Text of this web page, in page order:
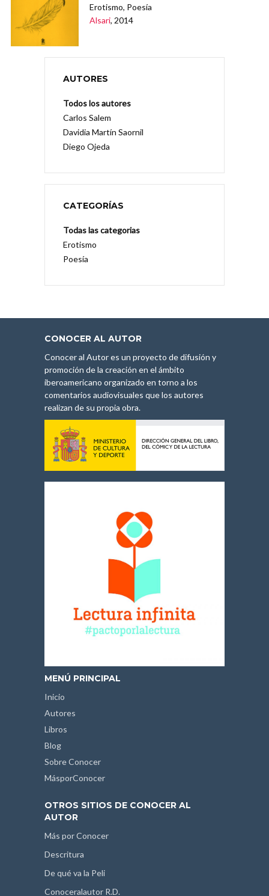
Erotismo, Poesía
Alsari, 2014
AUTORES
Todos los autores
Carlos Salem
Davidia Martín Saornil
Diego Ojeda
CATEGORÍAS
Todas las categorias
Erotismo
Poesía
CONOCER AL AUTOR
Conocer al Autor es un proyecto de difusión y
promoción de la creación en el ámbito
iberoamericano organizado en torno a los
comentarios audiovisuales que los autores
realizan de su propia obra.
MENÚ PRINCIPAL
Inicio
Autores
Libros
Blog
Sobre Conocer
MásporConocer
OTROS SITIOS DE CONOCER AL
AUTOR
Más por Conocer
Descritura
De qué va la Peli
Conoceralautor R.D.